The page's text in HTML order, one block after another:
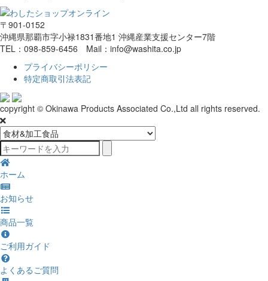
〒901-0152
沖縄県那覇市字小禄1831番地1 沖縄産業支援センター7階
TEL：098-859-6456 Mail：info@washita.co.jp
プライバシーポリシー
特定商取引法表記
copyright © Okinawa Products Associated Co.,Ltd all rights reserved.
ホーム
お知らせ
商品一覧
ご利用ガイド
よくあるご質問